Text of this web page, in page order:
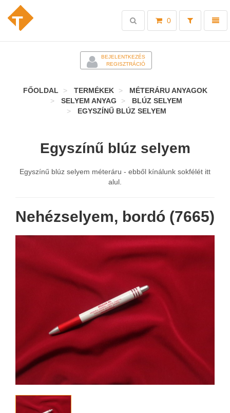
Toggle
0
Toggle
search
BEJELENTKEZÉS
REGISZTRÁCIÓ
FŐOLDAL TERMÉKEK
MÉTERÁRU ANYAGOK
SELYEM ANYAG
BLÚZ SELYEM
EGYSZÍNŰ BLÚZ SELYEM
Egyszínű blúz selyem
Egyszínű blúz selyem méteráru - ebből kínálunk sokfélét itt
alul.
Nehézselyem, bordó (7665)